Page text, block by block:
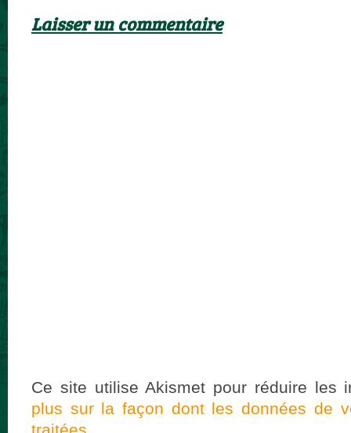
Laisser un commentaire
Ce site utilise Akismet pour réduire les
plus sur la façon dont les données de